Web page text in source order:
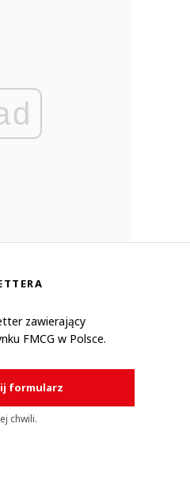
zawierający
FMCG w Polsce.
formularz
chwili.